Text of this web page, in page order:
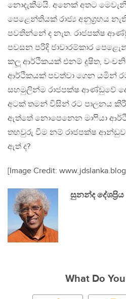
නොදැකීමයි. අනෙක් අතට මෙවැනි
පෙළෙන්තියක් රාජ්‍ය අනුග‍්‍රහය
පවතින්නේ ද නැත. රාජපක්ෂ
පවසන පරිදි ජාවාරම්කාර
කලූ ආර්ථිකයක් එනම් දූෂිත,
ආර්ථිකයක් පවත්වා ගෙන යමින්
සහමුලින්ම රාජපක්ෂ ආණ්ඩුවේ
අටක් තමන් විසින් රට පාලනය
ඇත්තේ නොපෙනෙන මාෆියා
තහවුරු වීම නම් රාජපක්ෂ
ඇත් ද?
[Image Credit:
සුනන්ද දේශප‍්‍රිය
What Do